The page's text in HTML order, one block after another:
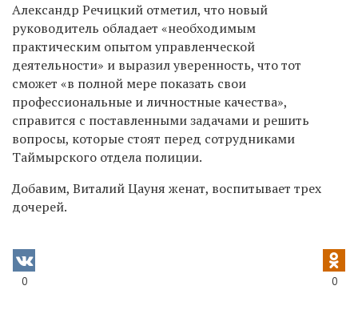
Александр Речицкий отметил, что новый
руководитель обладает «необходимым
практическим опытом управленческой
деятельности» и выразил уверенность, что тот
сможет «в полной мере показать свои
профессиональные и личностные качества»,
справится с поставленными задачами и решить
вопросы, которые стоят перед сотрудниками
Таймырского отдела полиции.
Добавим, Виталий Цауня женат, воспитывает трех
дочерей.
0 0